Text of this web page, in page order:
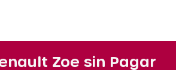
Zoe sin Pagar